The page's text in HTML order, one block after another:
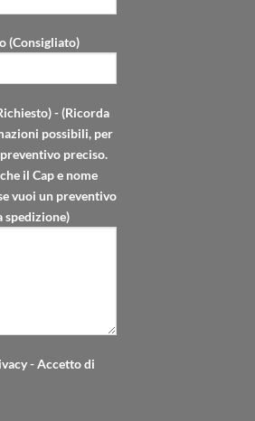
(Consigliato)
- (Ricorda
possibili, per
preciso.
il Cap e nome
vuoi un preventivo
spedizione)
- Accetto di